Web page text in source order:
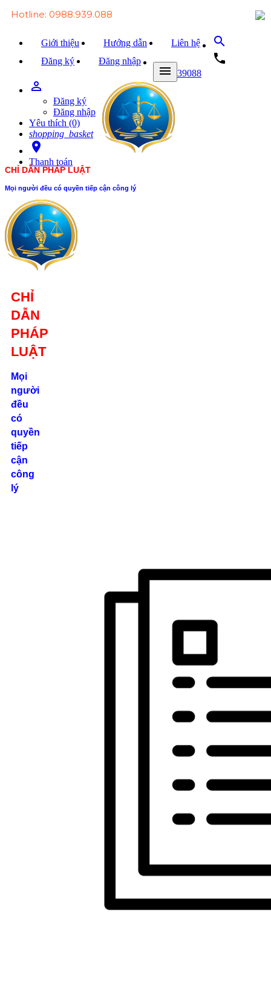
Hotline: 0988.939.088
Giới thiệu Hướng dẫn
Liên hệ
Đăng ký
Đăng nhập
search
local_phone
0988939088
person_outline
Đăng ký
Đăng nhập
Yêu thích (0)
shopping_basket
room
Thanh toán
menu
CHỈ DẪN PHÁP LUẬT
Mọi người đều có quyền tiếp cận công lý
CHỈ
DẪN
PHÁP
LUẬT
Mọi
người
đều
có
quyền
tiếp
cận
công
lý
Trang chủ
Văn bản Luật
Văn bản Đảng
Tài liệu
Hỏi - đáp
Trao đổi
Tin tức
Liên hệ
Số 24/2B
Đường Võ
Oanh, P. 25, Q.
Bình Thạnh, Tp.
Hồ Chí Minh
0862.000.639